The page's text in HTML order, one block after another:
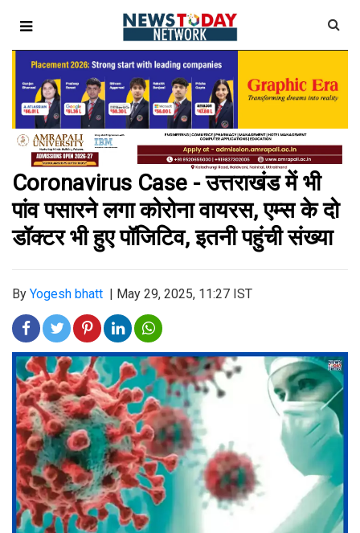
Coronavirus Case - उत्तराखंड में भी
पांव पसारने लगा कोरोना वायरस, एम्स के दो
डॉक्टर भी हुए पॉजिटिव, इतनी पहुंची संख्या
By Yogesh bhatt May 29, 2025, 11:27 IST